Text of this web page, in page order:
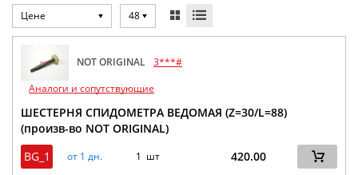
Цене 48
NOT ORIGINAL 3***#
Аналоги и сопутствующие
ШЕСТЕРНЯ СПИДОМЕТРА ВЕДОМАЯ (Z=30/L=88)
(произв-во NOT ORIGINAL)
BG_1
от 1 дн. 1 шт 420.00